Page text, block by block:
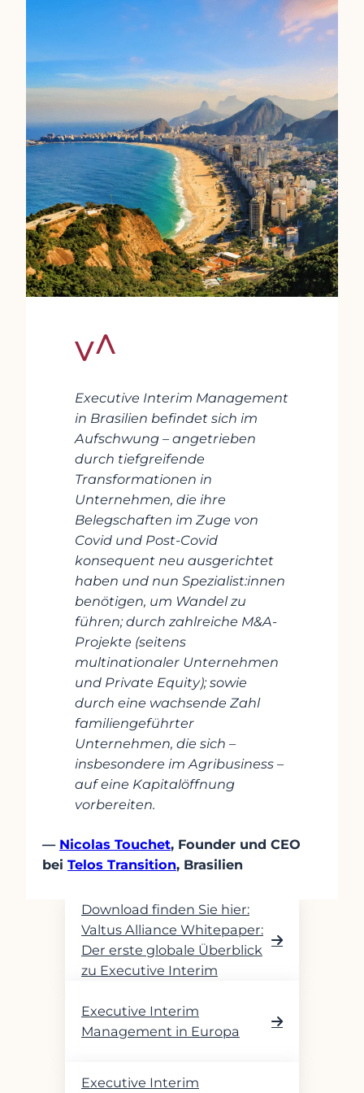
Executive Interim Management
in Brasilien befindet sich im
Aufschwung – angetrieben
durch tiefgreifende
Transformationen in
Unternehmen, die ihre
Belegschaften im Zuge von
Covid und Post-Covid
konsequent neu ausgerichtet
haben und nun Spezialist:innen
benötigen, um Wandel zu
führen; durch zahlreiche M&A-
Projekte (seitens
multinationaler Unternehmen
und Private Equity); sowie
durch eine wachsende Zahl
familiengeführter
Unternehmen, die sich –
insbesondere im Agribusiness –
auf eine Kapitalöffnung
vorbereiten.
— Nicolas Touchet, Founder und CEO
bei Telos Transition, Brasilien
Download finden Sie hier:
Valtus Alliance Whitepaper:
Der erste globale Überblick
zu Executive Interim
Executive Interim
Management in Europa
Executive Interim